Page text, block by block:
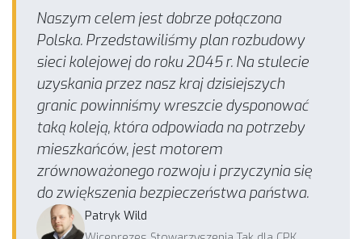
Naszym celem jest dobrze połączona
Polska. Przedstawiliśmy plan rozbudowy
sieci kolejowej do roku 2045 r. Na stulecie
uzyskania przez nasz kraj dzisiejszych
granic powinniśmy wreszcie dysponować
taką koleją, która odpowiada na potrzeby
mieszkańców, jest motorem
zrównoważonego rozwoju i przyczynia się
do zwiększenia bezpieczeństwa państwa.
Patryk Wild